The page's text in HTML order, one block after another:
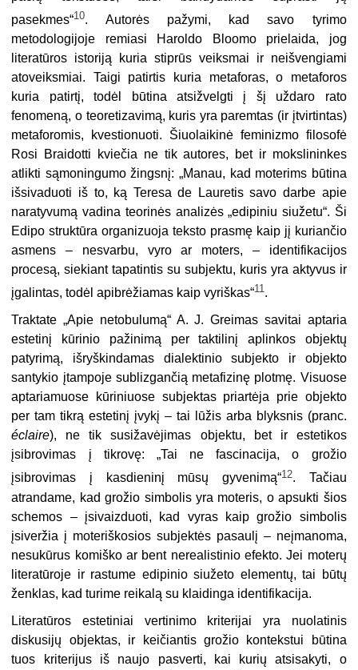
pasekmes“10. Autorės pažymi, kad savo tyrimo
metodologijoje remiasi Haroldo Bloomo prielaida, jog
literatūros istoriją kuria stiprūs veiksmai ir neišvengiami
atoveiksmiai. Taigi patirtis kuria metaforas, o metaforos
kuria patirtį, todėl būtina atsižvelgti į šį uždaro rato
fenomeną, o teoretizavimą, kuris yra paremtas (ir įtvirtintas)
metaforomis, kvestionuoti. Šiuolaikinė feminizmo filosofė
Rosi Braidotti kviečia ne tik autores, bet ir mokslininkes
atlikti sąmoningumo žingsnį: „Manau, kad moterims būtina
išsivaduoti iš to, ką Teresa de Lauretis savo darbe apie
naratyvumą vadina teorinės analizės „edipiniu siužetu“. Ši
Edipo struktūra organizuoja teksto prasmę kaip jį kuriančio
asmens – nesvarbu, vyro ar moters, – identifikacijos
procesą, siekiant tapatintis su subjektu, kuris yra aktyvus ir
įgalintas, todėl apibrėžiamas kaip vyriškas“11.
Traktate „Apie netobulumą“ A. J. Greimas savitai aptaria
estetinį kūrinio pažinimą per taktilinį aplinkos objektų
patyrimą, išryškindamas dialektinio subjekto ir objekto
santykio įtampoje sublizgančią metafizinę plotmę. Visuose
aptariamuose kūriniuose subjektas priartėja prie objekto
per tam tikrą estetinį įvykį – tai lūžis arba blyksnis (pranc.
éclaire), ne tik susižavėjimas objektu, bet ir estetikos
įsibrovimas į tikrovę: „Tai ne fascinacija, o grožio
įsibrovimas į kasdieninį mūsų gyvenimą“12. Tačiau
atrandame, kad grožio simbolis yra moteris, o apsukti šios
schemos – įsivaizduoti, kad vyras kaip grožio simbolis
įsiveržia į moteriškosios subjektės pasaulį – neįmanoma,
nesukūrus komiško ar bent nerealistinio efekto. Jei moterų
literatūroje ir rastume edipinio siužeto elementų, tai būtų
ženklas, kad turime reikalą su klaidinga identifikacija.
Literatūros estetiniai vertinimo kriterijai yra nuolatinis
diskusijų objektas, ir keičiantis grožio kontekstui būtina
tuos kriterijus iš naujo pasverti, kai kurių atsisakyti, o